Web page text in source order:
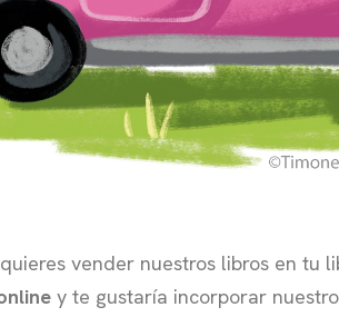
vender nuestros libros en tu
y te gustaría incorporar